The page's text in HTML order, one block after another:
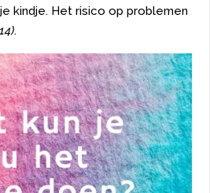
kindje. Het risico op problemen
.